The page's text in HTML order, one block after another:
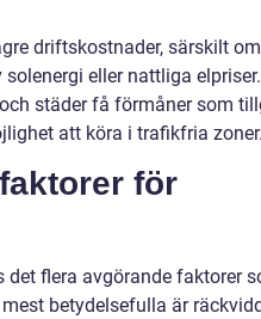
driftskostnader, särskilt
eller nattliga elpriser.
städer få förmåner som
att köra i trafikfria
för
flera avgörande faktorer
betydelsefulla är